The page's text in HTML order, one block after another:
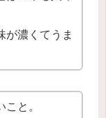
が濃くてうま
と。